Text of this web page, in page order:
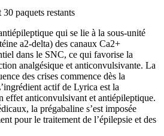
paquets restants
qui se lie à la sous-unité
a2-delta) des canaux Ca2+
dans le SNC, ce qui favorise la
analgésique et anticonvulsivante. La
des crises commence dès la
actif de Lyrica est la
effet anticonvulsivant et antiépileptique.
la prégabaline s’est imposée
pour le traitement de l’épilepsie et des